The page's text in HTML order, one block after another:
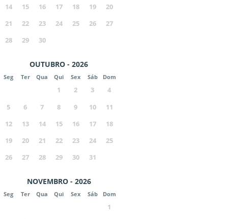
14 15 16 17 18 19
20
21
22 23 24 25 26
27
28
29 30
OUTUBRO - 2026
Seg Ter Qua Qui Sex Sáb Dom
1 2 3
4
5
6 7 8 9 10
11
12
13 14 15 16 17
18
19
20 21 22 23 24
25
26
27 28 29 30 31
NOVEMBRO - 2026
Seg Ter Qua Qui Sex Sáb Dom
1